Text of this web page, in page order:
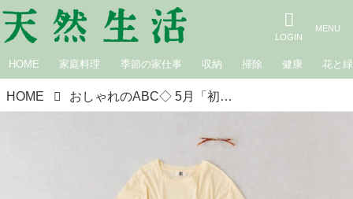
HOME 家庭料理 季節の家仕事 収納 掃除 健康 花と緑
HOME おしゃれのABC◇ 5月「初夏のトップスの着まわし」その（4）クロップド丈Tシャツの着まわし3コーデ 現役スタイリストが、おしゃれの悩みを解決｜植村美智子